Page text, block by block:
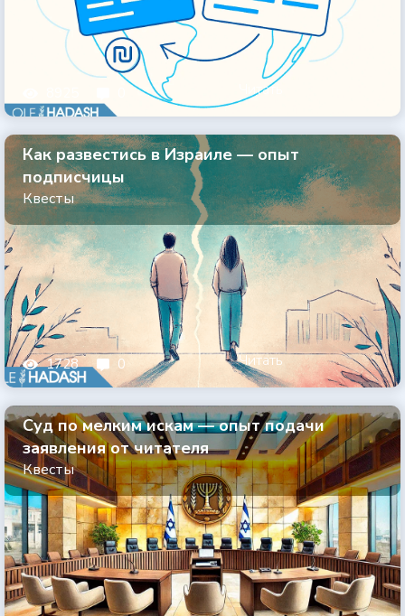
Читать
Как развестись в Израиле — опыт
подписчицы
Квесты
1728 0 Читать
Суд по мелким искам — опыт подачи
заявления от читателя
Квесты